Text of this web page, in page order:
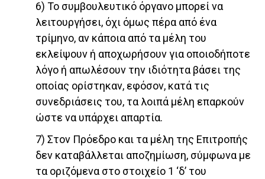
6) Το συμβουλευτικό όργανο μπορεί να
λειτουργήσει, όχι όμως πέρα από ένα
τρίμηνο, αν κάποια από τα μέλη του
εκλείψουν ή αποχωρήσουν για οποιοδήποτε
λόγο ή απωλέσουν την ιδιότητα βάσει της
οποίας ορίστηκαν, εφόσον, κατά τις
συνεδριάσεις του, τα λοιπά μέλη επαρκούν
ώστε να υπάρχει απαρτία.
7) Στον Πρόεδρο και τα μέλη της Επιτροπής
δεν καταβάλλεται αποζημίωση, σύμφωνα με
τα οριζόμενα στο στοιχείο 1 ‘δ’ του